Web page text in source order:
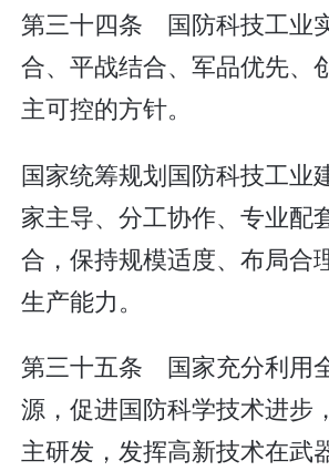
第三十四条 国防科技工业
合、平战结合、军品优先、
主可控的方针。
国家统筹规划国防科技工业
家主导、分工协作、专业配
合，保持规模适度、布局合
生产能力。
第三十五条 国家充分利用
源，促进国防科学技术进步
主研发，发挥高新技术在武